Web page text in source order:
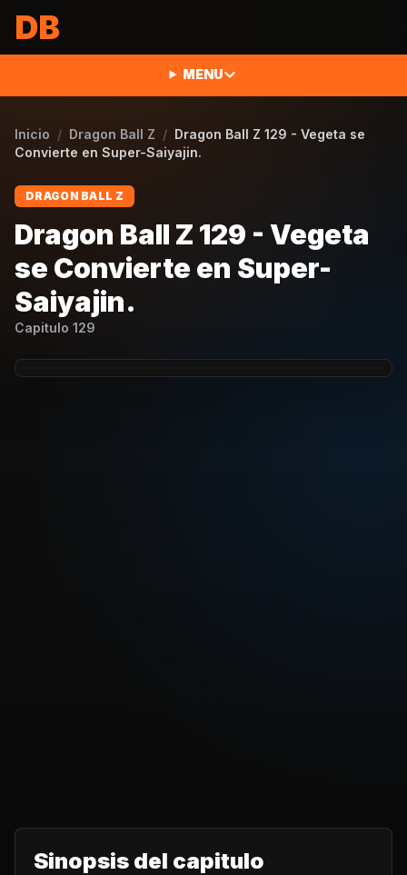
DB
MENU
Inicio / Dragon Ball Z / Dragon Ball Z 129 - Vegeta se
Convierte en Super-Saiyajin.
DRAGON BALL Z
Dragon Ball Z 129 - Vegeta
se Convierte en Super-
Saiyajin.
Capitulo 129
Sinopsis del capitulo